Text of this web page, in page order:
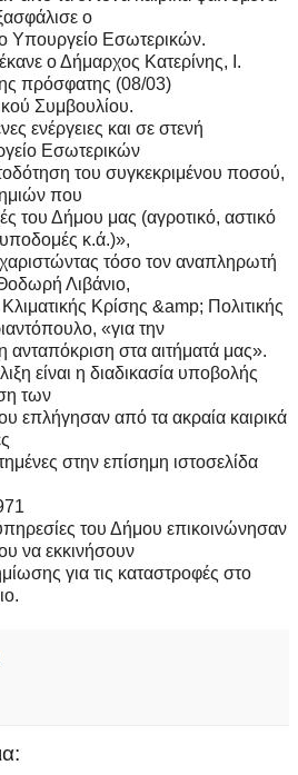
ο
Υπουργείο Εσωτερικών.
ο Δήμαρχος Κατερίνης, Ι.
πρόσφατης (08/03)
Συμβουλίου.
ενέργειες και σε στενή
Εσωτερικών
του συγκεκριμένου ποσού,
που
του Δήμου μας (αγροτικό, αστικό
υποδομές κ.ά.)»,
τόσο τον αναπληρωτή
Λιβάνιο,
Κρίσης &amp; Πολιτικής
«για την
ανταπόκριση στα αιτήματά μας».
είναι η διαδικασία υποβολής
των
επλήγησαν από τα ακραία καιρικά
στην επίσημη ιστοσελίδα
του Δήμου επικοινώνησαν
να εκκινήσουν
για τις καταστροφές στο